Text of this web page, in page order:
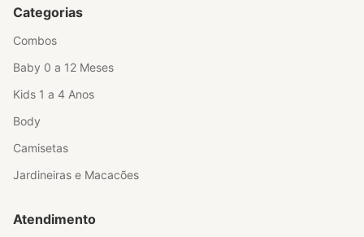
Categorias
Combos
Baby 0 a 12 Meses
Kids 1 a 4 Anos
Body
Camisetas
Jardineiras e Macacões
Atendimento